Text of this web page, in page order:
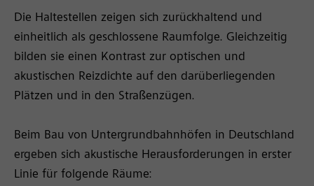
Die Haltestellen zeigen sich zurückhaltend und
einheitlich als geschlossene Raumfolge. Gleichzeitig
bilden sie einen Kontrast zur optischen und
akustischen Reizdichte auf den darüberliegenden
Plätzen und in den Straßenzügen.
Beim Bau von Untergrundbahnhöfen in Deutschland
ergeben sich akustische Herausforderungen in erster
Linie für folgende Räume: